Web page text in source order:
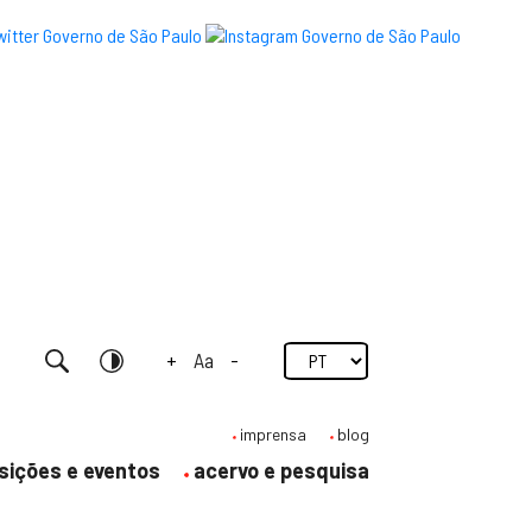
PesquisarContraste+ Aa -
e eventos acervo e pesquisa
imprensa blog